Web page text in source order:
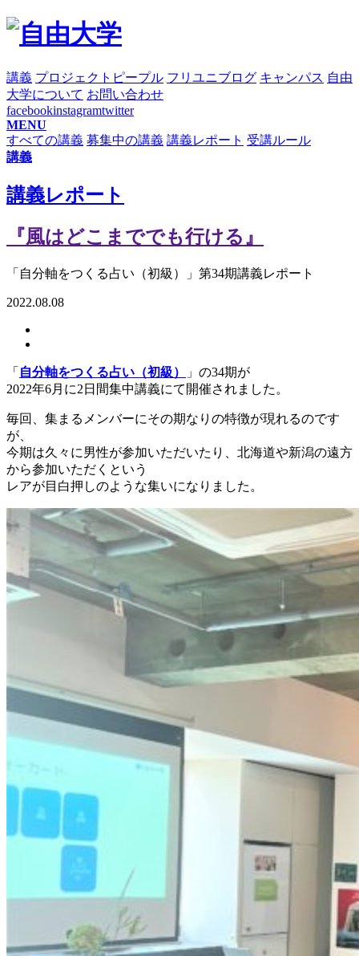
講義 プロジェクト ピープル フリユニブログ キャンパス 自由
大学について お問い合わせ
facebookinstagramtwitter
MENU
すべての講義 募集中の講義 講義レポート 受講ルール
講義
講義レポート
『風はどこまででも行ける』
「自分軸をつくる占い（初級）」第34期講義レポート
2022.08.08
「 自分軸をつくる占い（初級）
」の34期が
2022年6月に2日間集中講義にて開催されました。
毎回、集まるメンバーにその期なりの特徴が現れるのです
が、
今期は久々に男性が参加いただいたり、北海道や新潟の遠方
から参加いただくという
レアが目白押しのような集いになりました。